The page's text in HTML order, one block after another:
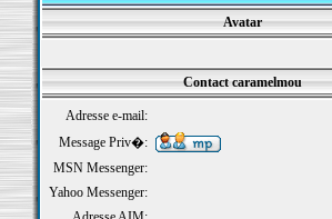
Avatar
Contact caramelmou
Adresse e-mail:
Message Priv�:
MSN Messenger:
Yahoo Messenger: